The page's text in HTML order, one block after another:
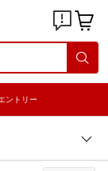
ントリー